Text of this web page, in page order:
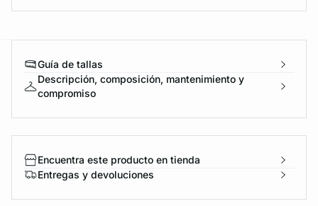
Guía de tallas
Descripción, composición, mantenimiento y
compromiso
Encuentra este producto en tienda
Entregas y devoluciones